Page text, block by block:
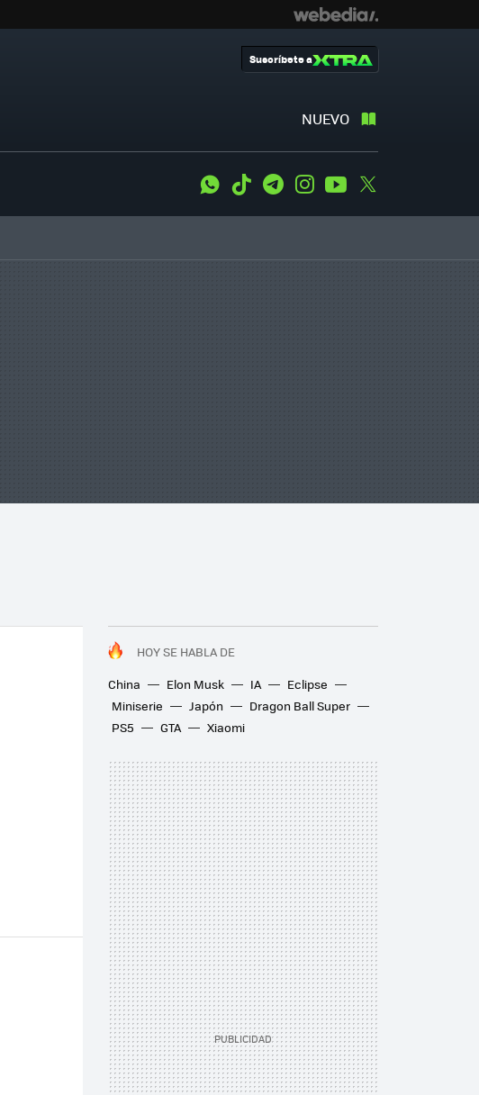
NUEVO
Suscríbete a
WhatsApp
Tiktok TelegramInstagramYoutube
HOY SE HABLA DE
China
Elon Musk IA
Eclipse
Miniserie
Japón
Dragon Ball Super
PS5
GTA Xiaomi